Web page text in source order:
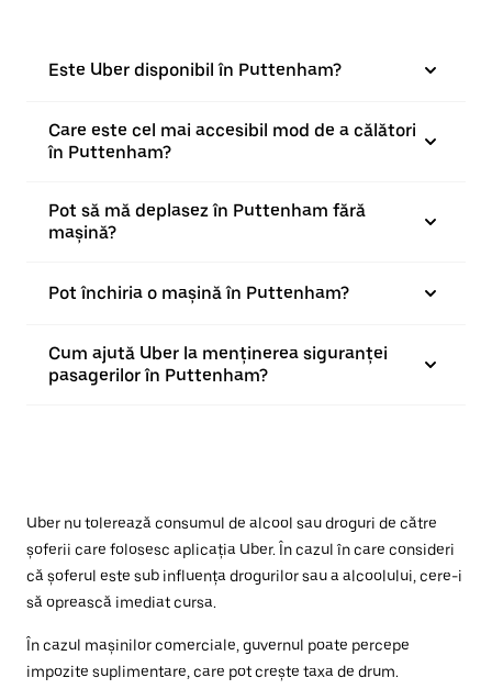
Este Uber disponibil în Puttenham?
Care este cel mai accesibil mod de a călători
în Puttenham?
Pot să mă deplasez în Puttenham fără
mașină?
Pot închiria o mașină în Puttenham?
Cum ajută Uber la menținerea siguranței
pasagerilor în Puttenham?
Uber nu tolerează consumul de alcool sau droguri de către
șoferii care folosesc aplicația Uber. În cazul în care consideri
că șoferul este sub influența drogurilor sau a alcoolului, cere-i
să oprească imediat cursa.
În cazul mașinilor comerciale, guvernul poate percepe
impozite suplimentare, care pot crește taxa de drum.